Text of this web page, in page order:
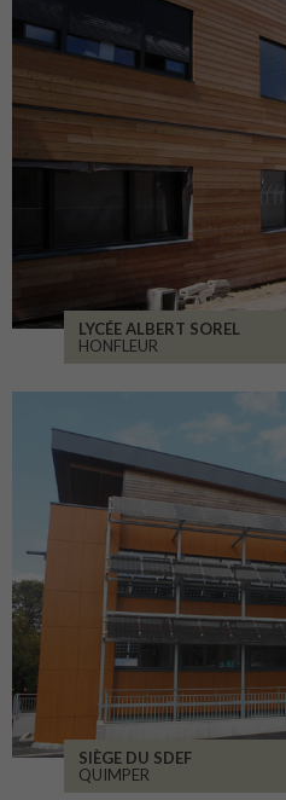
LYCÉE ALBERT SOREL
HONFLEUR
SIÈGE DU SDEF
QUIMPER